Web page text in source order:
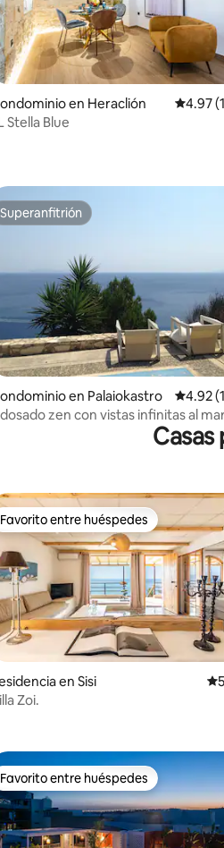
4.96 de 5; 102 evaluaciones
en Heraclión
4.97
Stella Blue
4.91 de 5; 130 evaluaciones
Superanfitrión
Superanfitrión
en Palaiokastro
4.92
zen con vistas infinitas al
Casas
4.88 de 5; 136 evaluaciones
Favorito entre huéspedes
Favorito entre huéspedes
en Sisi
Zoi.
Favorito entre huéspedes
Favorito entre huéspedes